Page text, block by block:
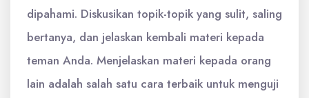
dipahami. Diskusikan topik-topik yang sulit, saling
bertanya, dan jelaskan kembali materi kepada
teman Anda. Menjelaskan materi kepada orang
lain adalah salah satu cara terbaik untuk menguji